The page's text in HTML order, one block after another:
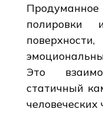
Продуманное
полировки
Это
статичный
человеческих